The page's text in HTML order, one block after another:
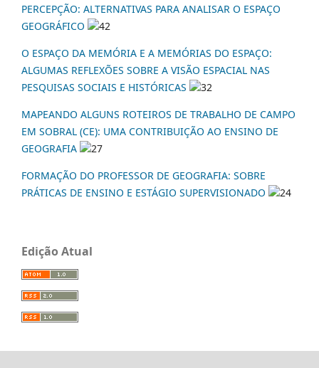
PERCEPÇÃO: ALTERNATIVAS PARA ANALISAR O ESPAÇO
GEOGRÁFICO
42
O ESPAÇO DA MEMÓRIA E A MEMÓRIAS DO ESPAÇO:
ALGUMAS REFLEXÕES SOBRE A VISÃO ESPACIAL NAS
PESQUISAS SOCIAIS E HISTÓRICAS
32
MAPEANDO ALGUNS ROTEIROS DE TRABALHO DE CAMPO
EM SOBRAL (CE): UMA CONTRIBUIÇÃO AO ENSINO DE
GEOGRAFIA
27
FORMAÇÃO DO PROFESSOR DE GEOGRAFIA: SOBRE
PRÁTICAS DE ENSINO E ESTÁGIO SUPERVISIONADO
24
Edição Atual